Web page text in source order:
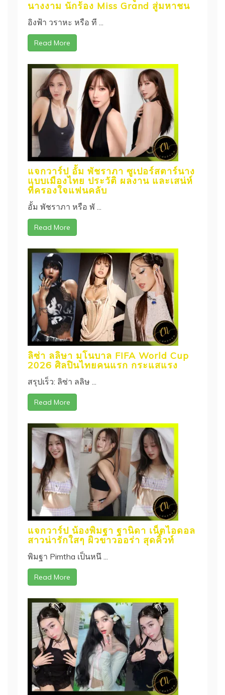
นางงาม นักร้อง Miss Grand สู่มหาชน
อิงฟ้า วราหะ หรือ ที ...
Read More
แจกวาร์ป อั้ม พัชราภา ซูเปอร์สตาร์นาง
แบบเมืองไทย ประวัติ ผลงาน และเสน่ห์
ที่ครองใจแฟนคลับ
อั้ม พัชราภา หรือ พั ...
Read More
ลิซ่า ลลิษา มโนบาล FIFA World Cup
2026 ศิลปินไทยคนแรก กระแสแรง
สรุปเร็ว: ลิซ่า ลลิษ ...
Read More
แจกวาร์ป น้องพิมฐา ฐานิดา เน็ตไอดอล
สาวน่ารักใสๆ ผิวขาวออร่า สุดคิ้วท์
พิมฐา Pimtha เป็นหนึ ...
Read More